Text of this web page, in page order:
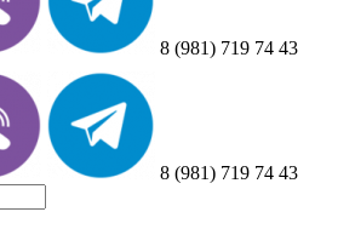
8 (981) 719 74 43
8 (981) 719 74 43